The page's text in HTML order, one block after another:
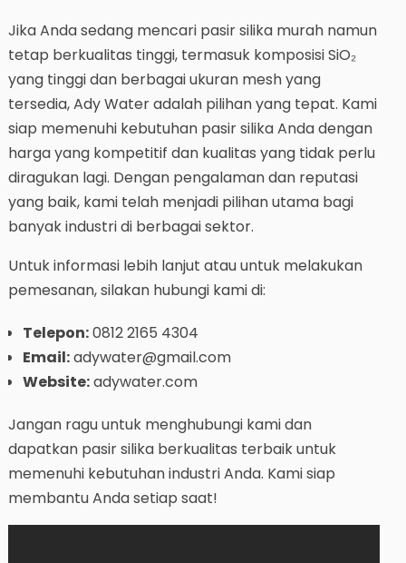
Jika Anda sedang mencari pasir silika murah namun
tetap berkualitas tinggi, termasuk komposisi SiO₂
yang tinggi dan berbagai ukuran mesh yang
tersedia, Ady Water adalah pilihan yang tepat. Kami
siap memenuhi kebutuhan pasir silika Anda dengan
harga yang kompetitif dan kualitas yang tidak perlu
diragukan lagi. Dengan pengalaman dan reputasi
yang baik, kami telah menjadi pilihan utama bagi
banyak industri di berbagai sektor.
Untuk informasi lebih lanjut atau untuk melakukan
pemesanan, silakan hubungi kami di:
Telepon:0812 2165 4304
Email:adywater@gmail.com
Website:adywater.com
Jangan ragu untuk menghubungi kami dan
dapatkan pasir silika berkualitas terbaik untuk
memenuhi kebutuhan industri Anda. Kami siap
membantu Anda setiap saat!